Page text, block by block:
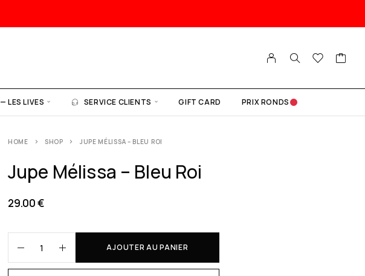
— LES LIVES SERVICE CLIENTS GIFT CARD PRIX RONDS
HOME SHOP JUPE MÉLISSA – BLEU ROI
Jupe Mélissa – Bleu Roi
29.00€
AJOUTER AU PANIER